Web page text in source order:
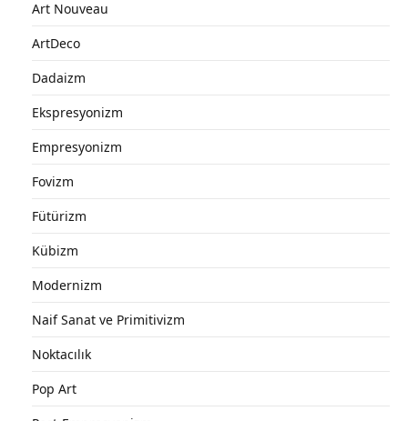
Art Nouveau
ArtDeco
Dadaizm
Ekspresyonizm
Empresyonizm
Fovizm
Fütürizm
Kübizm
Modernizm
Naif Sanat ve Primitivizm
Noktacılık
Pop Art